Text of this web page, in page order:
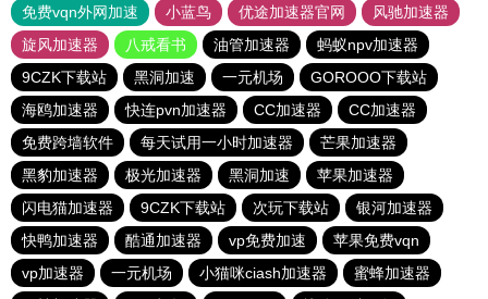
免费vqn外网加速
小蓝鸟 优途加速器官网
风驰加速器
旋风加速器
八戒看书 油管加速器
蚂蚁npv加速器
9CZK下载站
黑洞加速 一元机场
GOROOO下载站
海鸥加速器
快连pvn加速器 CC加速器
CC加速器
免费跨墙软件
每天试用一小时加速器
芒果加速器
黑豹加速器
极光加速器 黑洞加速
苹果加速器
闪电猫加速器
9CZK下载站 次玩下载站
银河加速器
快鸭加速器
酷通加速器 vp免费加速
苹果免费vqn
vp加速器
一元机场 小猫咪ciash加速器
蜜蜂加速器